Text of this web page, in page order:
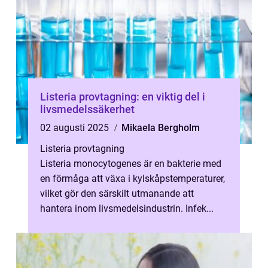
Listeria provtagning: en viktig del i
livsmedelssäkerhet
02 augusti 2025
Mikaela Bergholm
Listeria provtagning
Listeria monocytogenes är en bakterie med
en förmåga att växa i kylskåpstemperaturer,
vilket gör den särskilt utmanande att
hantera inom livsmedelsindustrin. Infek...